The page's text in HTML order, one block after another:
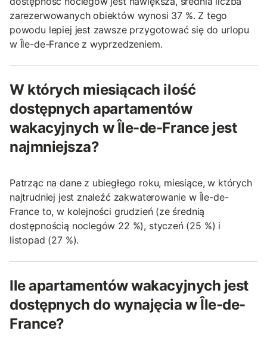
zarezerwowanych obiektów wynosi 37 %. Z tego
powodu lepiej jest zawsze przygotować się do urlopu
w Île-de-France z wyprzedzeniem.
W których miesiącach ilość
dostępnych apartamentów
wakacyjnych w Île-de-France jest
najmniejsza?
Patrząc na dane z ubiegłego roku, miesiące, w których
najtrudniej jest znaleźć zakwaterowanie w Île-de-
France to, w kolejności grudzień (ze średnią
dostępnością noclegów 22 %), styczeń (25 %) i
listopad (27 %).
Ile apartamentów wakacyjnych jest
dostępnych do wynajęcia w Île-de-
France?